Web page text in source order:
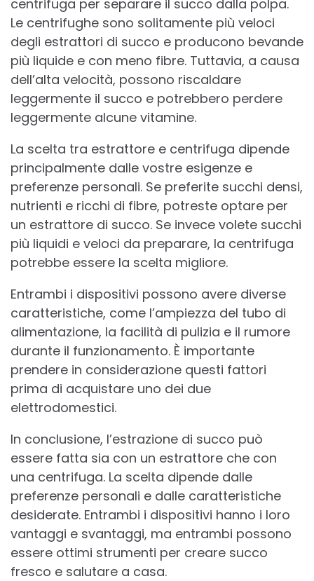
centrifuga per separare il succo dalla polpa.
Le centrifughe sono solitamente più veloci
degli estrattori di succo e producono bevande
più liquide e con meno fibre. Tuttavia, a causa
dell’alta velocità, possono riscaldare
leggermente il succo e potrebbero perdere
leggermente alcune vitamine.
La scelta tra estrattore e centrifuga dipende
principalmente dalle vostre esigenze e
preferenze personali. Se preferite succhi densi,
nutrienti e ricchi di fibre, potreste optare per
un estrattore di succo. Se invece volete succhi
più liquidi e veloci da preparare, la centrifuga
potrebbe essere la scelta migliore.
Entrambi i dispositivi possono avere diverse
caratteristiche, come l’ampiezza del tubo di
alimentazione, la facilità di pulizia e il rumore
durante il funzionamento. È importante
prendere in considerazione questi fattori
prima di acquistare uno dei due
elettrodomestici.
In conclusione, l’estrazione di succo può
essere fatta sia con un estrattore che con
una centrifuga. La scelta dipende dalle
preferenze personali e dalle caratteristiche
desiderate. Entrambi i dispositivi hanno i loro
vantaggi e svantaggi, ma entrambi possono
essere ottimi strumenti per creare succo
fresco e salutare a casa.